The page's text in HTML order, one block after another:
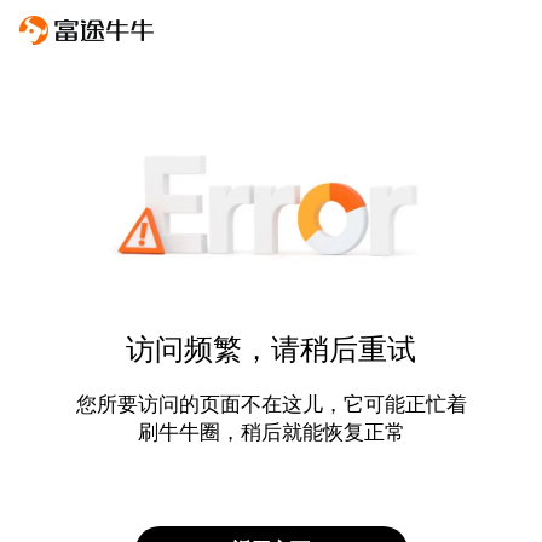
访问频繁，请稍后重试
您所要访问的页面不在这儿，它可能正忙着
刷牛牛圈，稍后就能恢复正常